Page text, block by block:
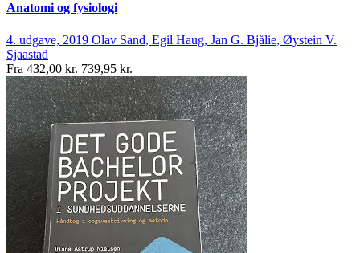
Anatomi og fysiologi
4. udgave, 2019 Olav Sand, Egil Haug, Jan G. Bjålie, Øystein V.
Sjaastad
Fra 432,00 kr. 739,95 kr.